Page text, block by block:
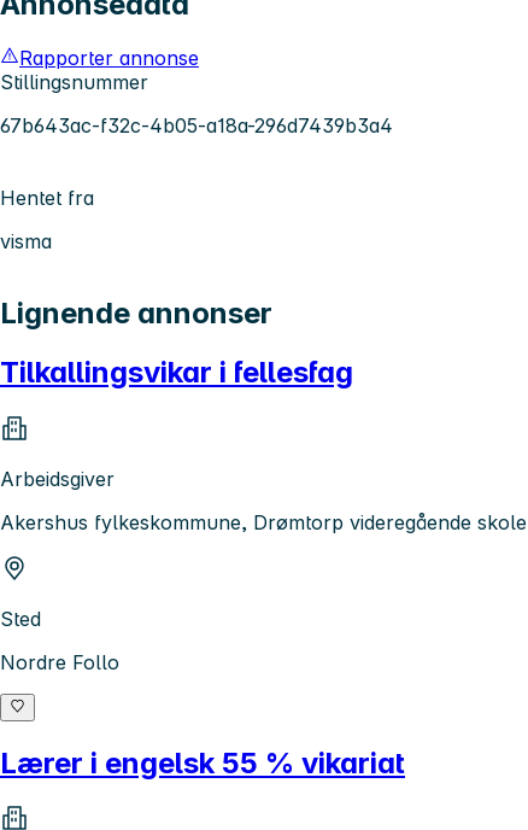
Rapporter annonse
Stillingsnummer
67b643ac-f32c-4b05-a18a-296d7439b3a4
Hentet fra
visma
Lignende annonser
Tilkallingsvikar i fellesfag
Arbeidsgiver
Akershus fylkeskommune, Drømtorp videregående skole
Sted
Nordre Follo
Lærer i engelsk 55 % vikariat